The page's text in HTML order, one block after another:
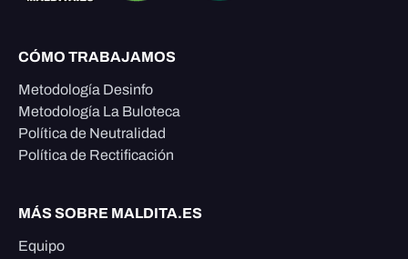
CÓMO TRABAJAMOS
Metodología Desinfo
Metodología La Buloteca
Política de Neutralidad
Política de Rectificación
MÁS SOBRE MALDITA.ES
Equipo